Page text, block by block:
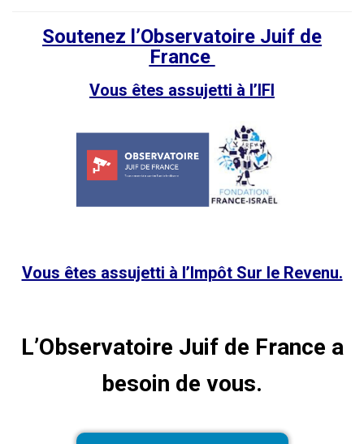
Soutenez l’Observatoire Juif de
France
Vous êtes assujetti à l’IFI
Vous êtes assujetti à l’Impôt Sur le Revenu.
L’Observatoire Juif de France a
besoin de vous.